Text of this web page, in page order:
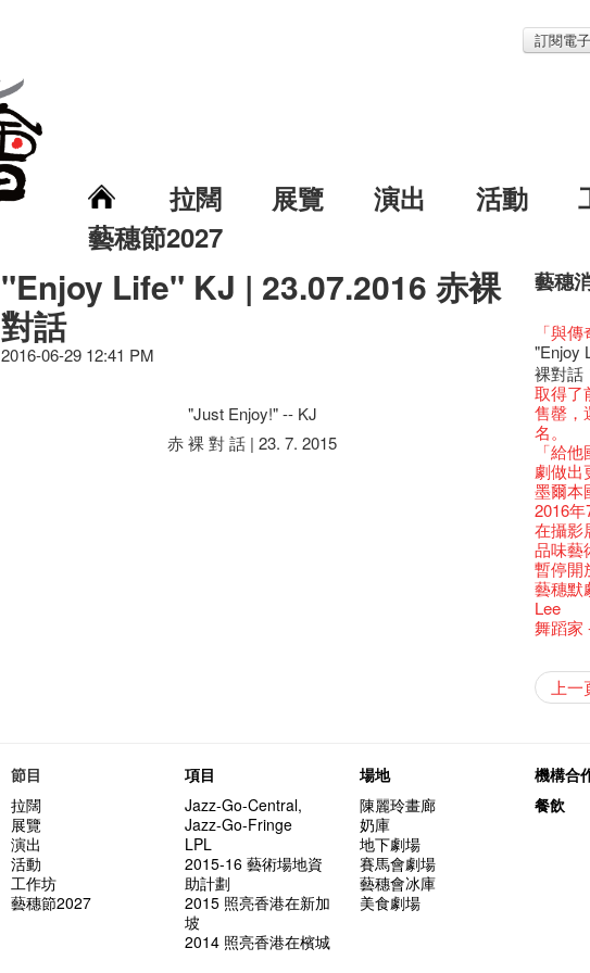
訂閱電
拉闊 展覽 演出 活動
藝穗節2027
"Enjoy Life" KJ | 23.07.2016 赤裸
對話
2016-06-29 12:41 PM
"Just Enjoy!" -- KJ
赤 裸 對 話 | 23. 7. 2015
藝穗
《藝
藝穗會
藝穗會
The
Feste
藝穗好
藝穗
藝術作
古宅裏
古宅裡
奶庫推
We'll
藝穗會
TEE
【德國
價 🍯
玉露
✈ 數量
煎茶篇
✈數量
演出期
4月21
暫時關
我們的
暫停
藝穗會
聖誕平
爵士樂
票房櫃
那位
走向自
爵士
藝穗會
儀式
爵士時
爵士時
藝穗會
This
對@藝
還未太
新年快
青菜沙
陶‧茗
治‧翁
JAZZ
爵士時
JAZZ
【藝穗
Pop-up
格外
格外地
Sony
the
– 31,
煥然一
參觀啦
【招募!
《她和
篇
觀賞《
意事項
🎃萬
WE
Fringe
招聘
【招募
「創作
對待
【當昌
藝穗
情詩一
7pm*
Photo
Susie
員、劇
具創造
暖又
舞台上
drinks
藝穗會
一分鐘
們一生
Sold
聘請:
place,
but this
藝穗
新春大
注意:
處將於
【藝穗
世的秘
全新會
文化生
【藝穗
麼是最
【藝穗
🕵【有
【藝穗
廚Joe
【藝穗
食午餐
藝穗會
【藝
氣管表
【藝穗
窗外路
【藝穗
一位看
【藝穗
斯的詩
【藝穗
根在藝
Japan
Ring-
👻
會的20
👻
的20
【藝穗
有關演
【藝
什麼藝
10月
常踴躍
【藝穗
牛奶公
【藝穗
登登登
啦！
🎈
🕵【有
【藝穗
+
第三場
【藝穗
設計藝
穗會名
第二
成！
藝穗會
密係。
藝穗會
秘密就
藝穗
計劃」
的準導
願望
一連四
且結
諗好今
未？一
藝穗會
第二次
8月20
號再裸
與傳奇
「與
"Enjoy
裸對話
取得了
售罄，
名。
「給
劇做出
墨爾本
2016年
在攝影
品味藝
暫停開
藝穗默
Lee
舞蹈家
Fung
Listen
these
years.."
三隻手
2月5
2015-
百年未
Arts
喜氣
普世
素食午
五月方
術》訪
藝術
山外山
個展開幕
笑翻天
Gloria
藝穗
要吃一
「在藝
東南亞
劉智倫
理妥善
「鬧
「美
新年新
十築香
Bay在
餐:D
找到自
謝謝您
榮獲
與冰冰
啡！
BHA
來跟
食得健
冰窖變
Being
冰​窖之
十年，
Circa
欸，她
《蛻
藝術家
冰窖今
「照亮
UP有
The
攝影廊
12:00-
上一
節目
拉闊
展覽
演出
活動
工作坊
藝穗節2027
項目
Jazz-Go-Central,
Jazz-Go-Fringe
LPL
2015-16 藝術場地資
助計劃
2015 照亮香港在新加
坡
2014 照亮香港在檳城
場地
陳麗玲畫廊
奶庫
地下劇場
賽馬會劇場
藝穗會冰庫
美食劇場
機構合
餐飲